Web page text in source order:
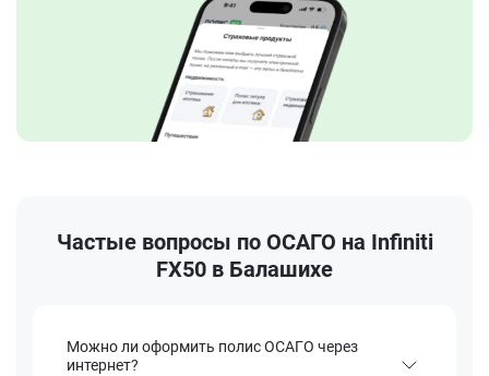
Частые вопросы по ОСАГО на Infiniti
FX50 в Балашихе
Можно ли оформить полис ОСАГО через
интернет?